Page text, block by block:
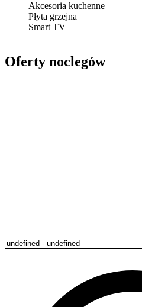
Oferty noclegów
Akcesoria kuchenne
Płyta grzejna
Smart TV